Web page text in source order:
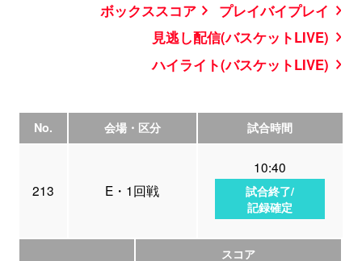
ボックススコア
プレイバイプレイ
見逃し配信(バスケットLIVE)
ハイライト(バスケットLIVE)
No. 会場・区分 試合時間
213 E・1回戦
10:40
試合終了/
記録確定
スコア